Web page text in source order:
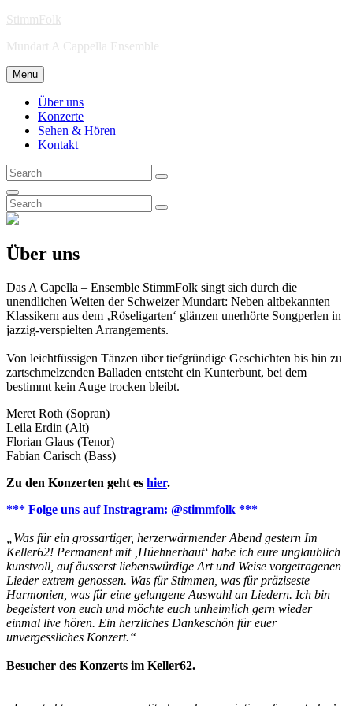
Skip
content
StimmFolk
Mundart A Cappella Ensemble
Menu
Über uns
Konzerte
Sehen & Hören
Kontakt
Search
for:
Search
Search
Search
for:
Search
Über uns
Das A Capella – Ensemble StimmFolk singt sich durch die
unendlichen Weiten der Schweizer Mundart: Neben altbekannten
Klassikern aus dem ‚Röseligarten‘ glänzen unerhörte Songperlen in
jazzig-verspielten Arrangements.
Von leichtfüssigen Tänzen über tiefgründige Geschichten bis hin zu
zartschmelzenden Balladen entsteht ein Kunterbunt, bei dem
bestimmt kein Auge trocken bleibt.
Meret Roth (Sopran)
Leila Erdin (Alt)
Florian Glaus (Tenor)
Fabian Carisch (Bass)
Zu den Konzerten geht es hier.
*** Folge uns auf Instragram: @stimmfolk ***
„Was für ein grossartiger, herzerwärmender Abend gestern Im
Keller62! Permanent mit ‚Hüehnerhaut‘ habe ich eure unglaublich
kunstvoll, auf äusserst liebenswürdige Art und Weise vorgetragenen
Lieder extrem genossen. Was für Stimmen, was für präziseste
Harmonien, was für eine gelungene Auswahl an Liedern. Ich bin
begeistert von euch und möchte euch unheimlich gern wieder
einmal live hören. Ein herzliches Dankeschön für euer
unvergessliches Konzert.“
Besucher des Konzerts im Keller62.